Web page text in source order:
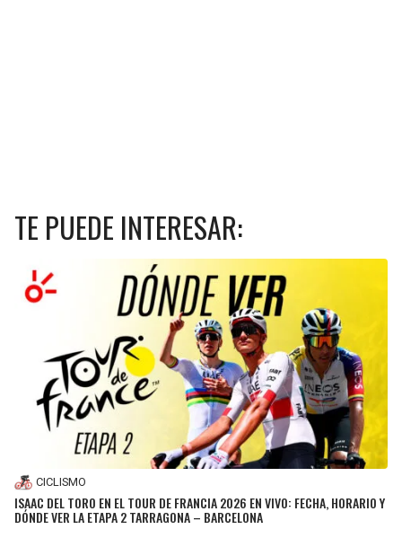
TE PUEDE INTERESAR:
CICLISMO
ISAAC DEL TORO EN EL TOUR DE FRANCIA 2026 EN VIVO: FECHA, HORARIO Y
DÓNDE VER LA ETAPA 2 TARRAGONA – BARCELONA